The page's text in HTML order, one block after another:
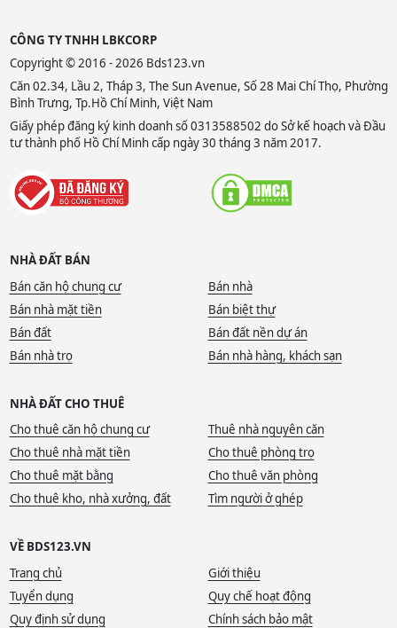
CÔNG TY TNHH LBKCORP
Copyright © 2016 - 2026 Bds123.vn
Căn 02.34, Lầu 2, Tháp 3, The Sun Avenue, Số 28 Mai Chí Thọ, Phường
Bình Trưng, Tp.Hồ Chí Minh, Việt Nam
Giấy phép đăng ký kinh doanh số 0313588502 do Sở kế hoạch và Đầu
tư thành phố Hồ Chí Minh cấp ngày 30 tháng 3 năm 2017.
NHÀ ĐẤT BÁN
Bán căn hộ chung cư
Bán nhà
Bán nhà mặt tiền
Bán biệt thự
Bán đất
Bán đất nền dự án
Bán nhà trọ
Bán nhà hàng, khách sạn
NHÀ ĐẤT CHO THUÊ
Cho thuê căn hộ chung cư
Thuê nhà nguyên căn
Cho thuê nhà mặt tiền
Cho thuê phòng trọ
Cho thuê mặt bằng
Cho thuê văn phòng
Cho thuê kho, nhà xưởng, đất
Tìm người ở ghép
VỀ BDS123.VN
Trang chủ
Giới thiệu
Tuyển dụng
Quy chế hoạt động
Quy định sử dụng
Chính sách bảo mật